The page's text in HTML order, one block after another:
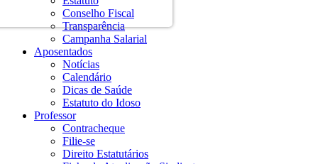
Conselho Fiscal
Transparência
Campanha Salarial
Aposentados
Notícias
Calendário
Dicas de Saúde
Estatuto do Idoso
Professor
Contracheque
Filie-se
Direito Estatutários